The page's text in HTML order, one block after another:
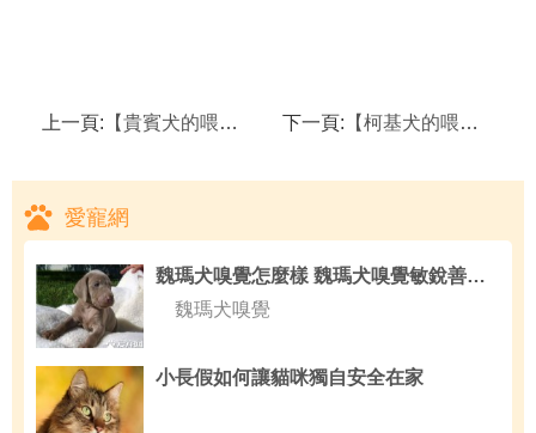
上一頁: 【貴賓犬的喂養知識】 訓練貴賓犬上廁所新思維 下一頁: 【柯基犬的喂養知識】 柯基犬吃便便怎麼辦
愛寵網
魏瑪犬嗅覺怎麼樣 魏瑪犬嗅覺敏銳善於守獵
魏瑪犬嗅覺
小長假如何讓貓咪獨自安全在家